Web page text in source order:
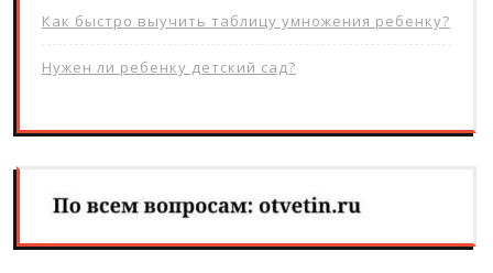
Как быстро выучить таблицу умножения ребенку?
Нужен ли ребенку детский сад?